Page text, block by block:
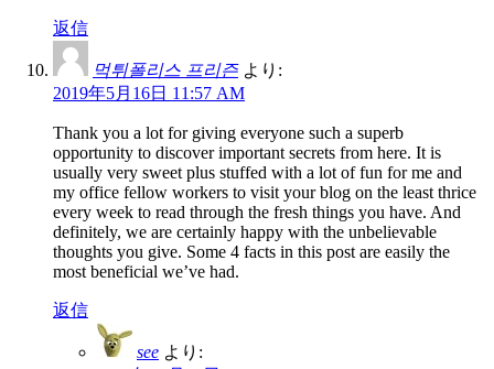
返信
먹튀폴리스 프리즌 より:
2019年5月16日 11:57 AM
Thank you a lot for giving everyone such a superb
opportunity to discover important secrets from here. It is
usually very sweet plus stuffed with a lot of fun for me and
my office fellow workers to visit your blog on the least thrice
every week to read through the fresh things you have. And
definitely, we are certainly happy with the unbelievable
thoughts you give. Some 4 facts in this post are easily the
most beneficial we’ve had.
返信
see より: